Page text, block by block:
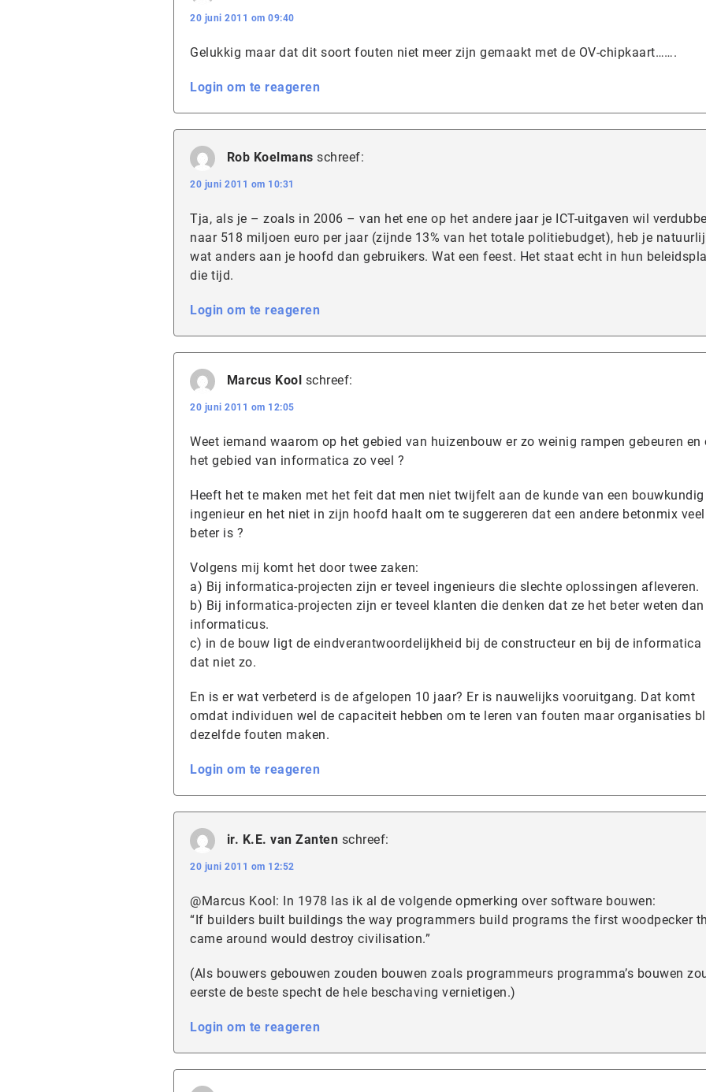
20 juni 2011 om 09:40
Gelukkig maar dat dit soort fouten niet meer zijn gemaakt met de OV-chipkaart…….
Login om te reageren
Rob Koelmans schreef:
20 juni 2011 om 10:31
Tja, als je – zoals in 2006 – van het ene op het andere jaar je ICT-uitgaven wil
naar 518 miljoen euro per jaar (zijnde 13% van het totale politiebudget), heb je
wat anders aan je hoofd dan gebruikers. Wat een feest. Het staat echt in hun
die tijd.
Login om te reageren
Marcus Kool schreef:
20 juni 2011 om 12:05
Weet iemand waarom op het gebied van huizenbouw er zo weinig rampen gebeuren en
het gebied van informatica zo veel ?
Heeft het te maken met het feit dat men niet twijfelt aan de kunde van een bouwkundig
ingenieur en het niet in zijn hoofd haalt om te suggereren dat een andere betonmix veel
beter is ?
Volgens mij komt het door twee zaken:
a) Bij informatica-projecten zijn er teveel ingenieurs die slechte oplossingen afleveren.
b) Bij informatica-projecten zijn er teveel klanten die denken dat ze het beter weten dan
informaticus.
c) in de bouw ligt de eindverantwoordelijkheid bij de constructeur en bij de informatica
dat niet zo.
En is er wat verbeterd is de afgelopen 10 jaar? Er is nauwelijks vooruitgang. Dat komt
omdat individuen wel de capaciteit hebben om te leren van fouten maar organisaties
dezelfde fouten maken.
Login om te reageren
ir. K.E. van Zanten schreef:
20 juni 2011 om 12:52
@Marcus Kool: In 1978 las ik al de volgende opmerking over software bouwen:
“If builders built buildings the way programmers build programs the first woodpecker
came around would destroy civilisation.”
(Als bouwers gebouwen zouden bouwen zoals programmeurs programma’s bouwen
eerste de beste specht de hele beschaving vernietigen.)
Login om te reageren